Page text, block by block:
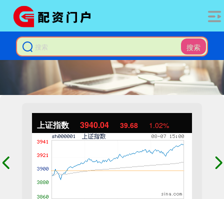
搜索
上证指数 3940.04 39.68 1.02%